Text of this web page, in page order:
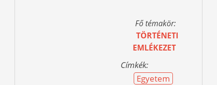
Fő témakör:
TÖRTÉNETI
EMLÉKEZET
Címkék:
Egyetem